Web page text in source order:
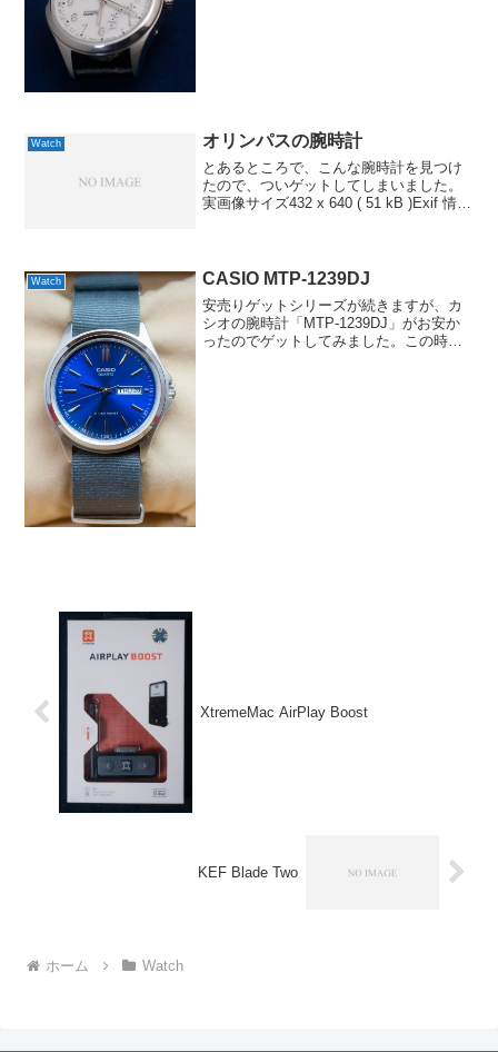
Watch オリンパスの腕時計
とあるところで、こんな腕時計を見つけ
たので、ついゲットしてしまいました。
実画像サイズ432 x 640 ( 51 kB )Exif 情報
Watch CASIO MTP-1239DJ
安売りゲットシリーズが続きますが、カ
シオの腕時計「MTP-1239DJ」がお安か
ったのでゲットしてみました。この時
XtremeMac AirPlay Boost
KEF Blade Two
ホーム Watch